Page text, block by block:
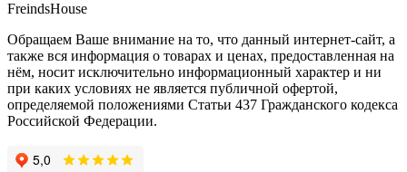
FreindsHouse
Обращаем Ваше внимание на то, что данный интернет-сайт, а
также вся информация о товарах и ценах, предоставленная на
нём, носит исключительно информационный характер и ни
при каких условиях не является публичной офертой,
определяемой положениями Статьи 437 Гражданского кодекса
Российской Федерации.